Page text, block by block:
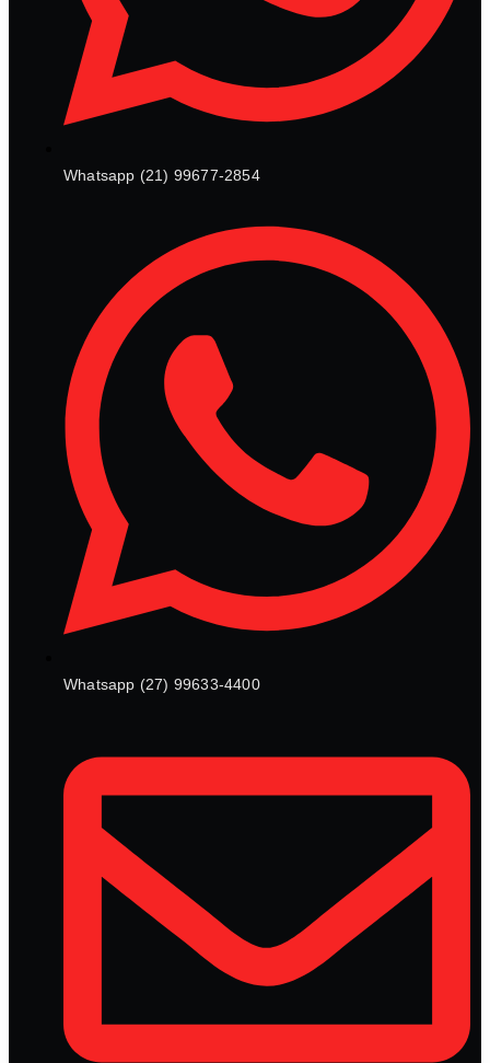
Whatsapp (21) 99677-2854
Whatsapp (27) 99633-4400